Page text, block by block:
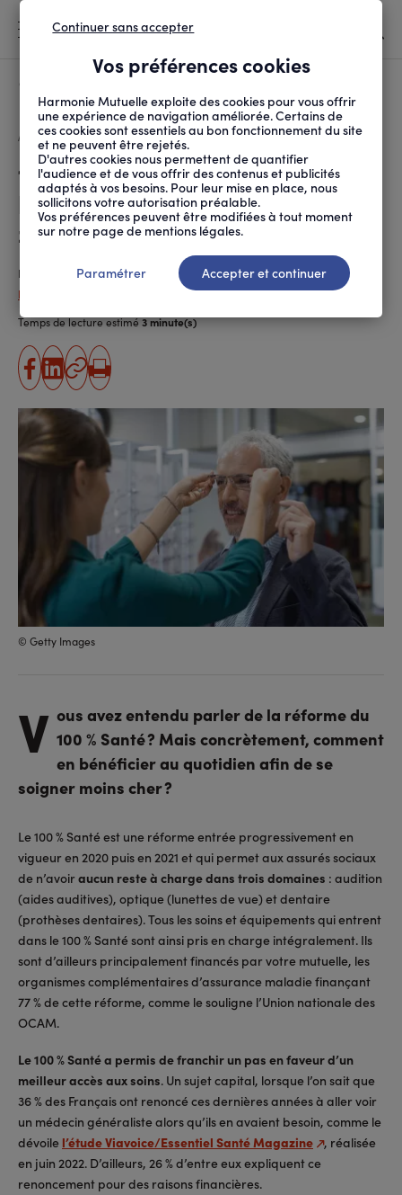
D'ARIANE
ACCUEIL PROTECTION SOCIALE DROITS ET DÉMARCHES 100 % SANTÉ : COMMEN...
100 % Santé : comment
bénéficier du reste à charge
zéro ?
Publié le 30.11.2022
Didier Le Gorrec
Temps de lecture estimé3 minute(s)
partager
sur
facebook
partager
sur
linkedin
Copier
l'URL
Imprimer
© Getty Images
V ous avez entendu parler de la réforme du
100 % Santé ? Mais concrètement, comment
en bénéficier au quotidien afin de se
soigner moins cher ?
Le 100 % Santé est une réforme entrée progressivement en
vigueur en 2020 puis en 2021 et qui permet aux assurés sociaux
de n’avoiraucun reste à charge dans trois domaines : audition
(aides auditives), optique (lunettes de vue) et dentaire
(prothèses dentaires). Tous les soins et équipements qui entrent
dans le 100 % Santé sont ainsi pris en charge intégralement. Ils
sont d’ailleurs principalement financés par votre mutuelle, les
organismes complémentaires d’assurance maladie finançant
77 % de cette réforme, comme le souligne l’Union nationale des
OCAM.
Le 100 % Santé a permis de franchir un pas en faveur d’un
meilleur accès aux soins. Un sujet capital, lorsque l’on sait que
36 % des Français ont renoncé ces dernières années à aller voir
un médecin généraliste alors qu’ils en avaient besoin, comme le
dévoile l’étude Viavoice/Essentiel Santé Magazine , réalisée
en juin 2022. D’ailleurs, 26 % d’entre eux expliquent ce
renoncement pour des raisons financières.
Vos préférences cookies
Harmonie Mutuelle exploite des cookies pour vous offrir
une expérience de navigation améliorée. Certains de
ces cookies sont essentiels au bon fonctionnement du site
et ne peuvent être rejetés.
D'autres cookies nous permettent de quantifier
l'audience et de vous offrir des contenus et publicités
adaptés à vos besoins. Pour leur mise en place, nous
sollicitons votre autorisation préalable.
Vos préférences peuvent être modifiées à tout moment
sur notre page de mentions légales.
Continuer sans accepter
Paramétrer Accepter et continuer